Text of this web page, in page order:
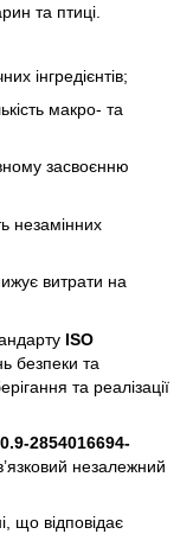
та птиці.
інгредієнтів;
макро- та
засвоєнню
незамінних
витрати на
ISO
безпеки та
та реалізації
2854016694-
незалежний
що відповідає